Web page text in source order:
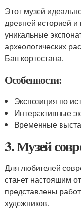
Этот музей
древней историей и
уникальные
археологических
Башкортостана.
Особенности:
Экспозиция по
Интерактивные
Временные
3. Музей
Для любителей
станет настоящим
представлены
художников.